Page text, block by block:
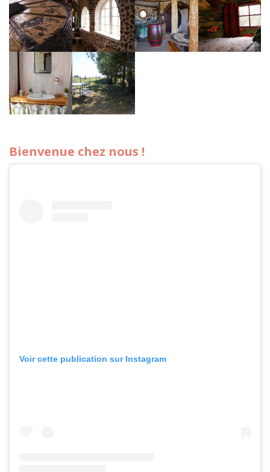
Bienvenue chez nous !
Voir cette publication sur Instagram